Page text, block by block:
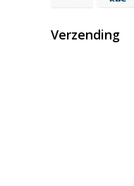
Verzending